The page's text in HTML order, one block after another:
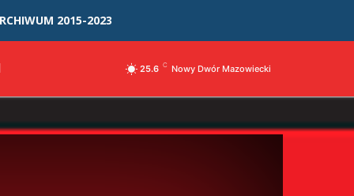
2015-2023
25.6 C Nowy Dwór Mazowiecki